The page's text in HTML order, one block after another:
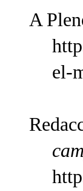
A
el-